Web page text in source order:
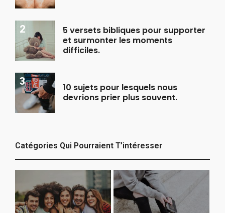
5 versets bibliques pour supporter
et surmonter les moments
difficiles.
10 sujets pour lesquels nous
devrions prier plus souvent.
Catégories Qui Pourraient T’intéresser